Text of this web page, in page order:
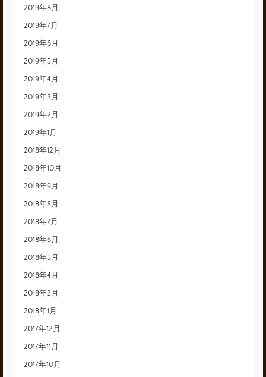
2019年8月
2019年7月
2019年6月
2019年5月
2019年4月
2019年3月
2019年2月
2019年1月
2018年12月
2018年10月
2018年9月
2018年8月
2018年7月
2018年6月
2018年5月
2018年4月
2018年2月
2018年1月
2017年12月
2017年11月
2017年10月